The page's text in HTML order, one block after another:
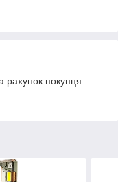
рахунок покупця